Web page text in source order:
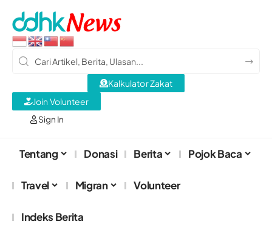
Sign In
Kalkulator Zakat
Join Volunteer
Tentang Donasi Berita Pojok Baca
Travel Migran Volunteer
Indeks Berita